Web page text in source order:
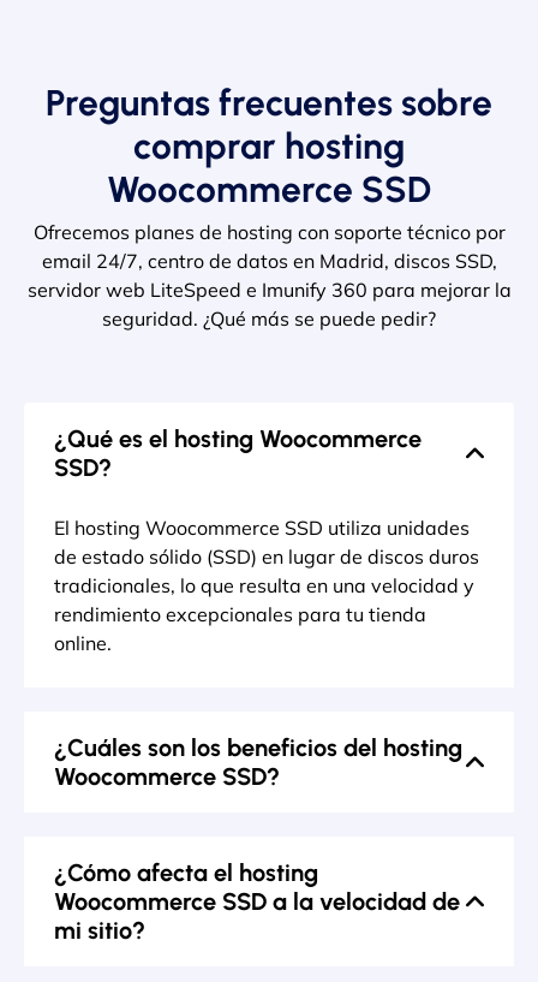
Preguntas frecuentes sobre
comprar hosting
Woocommerce SSD
Ofrecemos planes de hosting con soporte técnico por
email 24/7, centro de datos en Madrid, discos SSD,
servidor web LiteSpeed e Imunify 360 para mejorar la
seguridad. ¿Qué más se puede pedir?
¿Qué es el hosting Woocommerce
SSD?
El hosting Woocommerce SSD utiliza unidades
de estado sólido (SSD) en lugar de discos duros
tradicionales, lo que resulta en una velocidad y
rendimiento excepcionales para tu tienda
online.
¿Cuáles son los beneficios del hosting
Woocommerce SSD?
¿Cómo afecta el hosting
Woocommerce SSD a la velocidad de
mi sitio?